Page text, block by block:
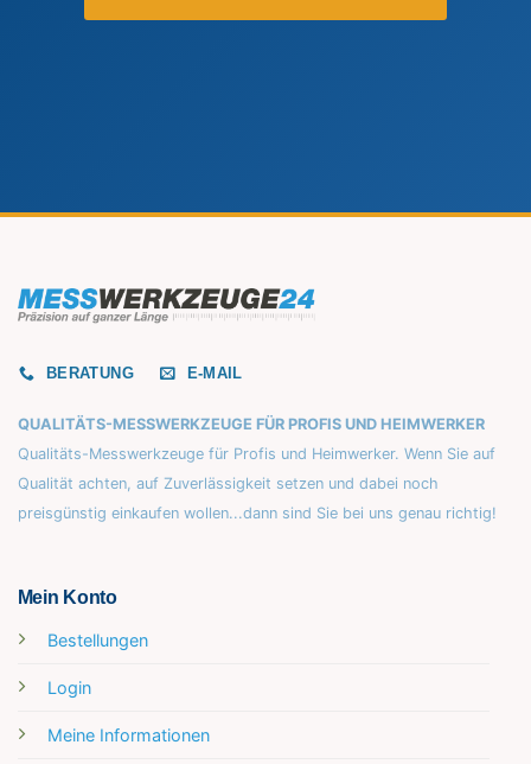
BERATUNG E-MAIL
QUALITÄTS-MESSWERKZEUGE FÜR PROFIS UND HEIMWERKER
Qualitäts-Messwerkzeuge für Profis und Heimwerker. Wenn Sie auf
Qualität achten, auf Zuverlässigkeit setzen und dabei noch
preisgünstig einkaufen wollen...dann sind Sie bei uns genau richtig!
Mein Konto
Bestellungen
Login
Meine Informationen